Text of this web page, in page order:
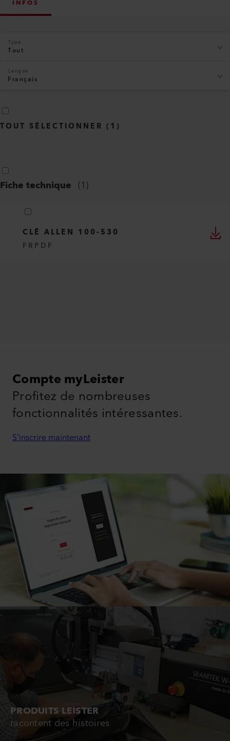
INFOS
Type
Tout
Langue
Français
TOUT SÉLECTIONNER ( 1 )
Fiche technique (1)
CLÉ ALLEN 100-530
FR PDF
Compte myLeister
Profitez de nombreuses
fonctionnalités intéressantes.
S'inscrire maintenant
PRODUITS LEISTER
racontent des histoires